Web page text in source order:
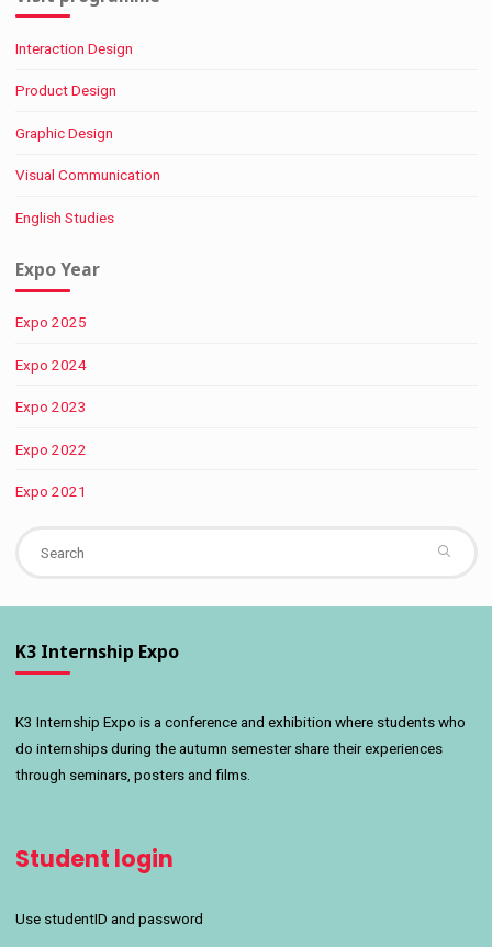
Interaction Design
Product Design
Graphic Design
Visual Communication
English Studies
Expo Year
Expo 2025
Expo 2024
Expo 2023
Expo 2022
Expo 2021
K3 Internship Expo
K3 Internship Expo is a conference and exhibition where students who
do internships during the autumn semester share their experiences
through seminars, posters and films.
Student login
Use studentID and password